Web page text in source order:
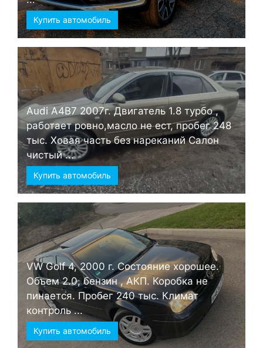
Купить автомобиль
Audi А4B7 2007г. Двигатель 1.8 турбо ,
работает ровно,масло не ест, пробег 248
тыс. Ховая часть без нареканий Салон
чистый ...
Купить автомобиль
VW Golf 4, 2000 г. Состояние хорошее.
Объем 2.0, бензин , АКП. Коробка не
пинается. Пробег 240 тыс. Климат
контроль ...
Купить автомобиль